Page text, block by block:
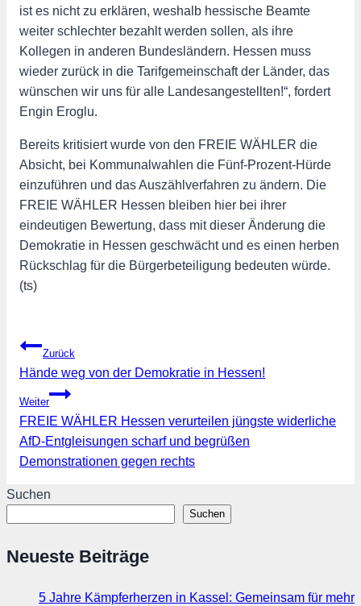
ist es nicht zu erklären, weshalb hessische Beamte
weiter schlechter bezahlt werden sollen, als ihre
Kollegen in anderen Bundesländern. Hessen muss
wieder zurück in die Tarifgemeinschaft der Länder, das
wünschen wir uns für alle Landesangestellten!“, fordert
Engin Eroglu.
Bereits kritisiert wurde von den FREIE WÄHLER die
Absicht, bei Kommunalwahlen die Fünf-Prozent-Hürde
einzuführen und das Auszählverfahren zu ändern. Die
FREIE WÄHLER Hessen bleiben hier bei ihrer
eindeutigen Bewertung, dass mit dieser Änderung die
Demokratie in Hessen geschwächt und es einen herben
Rückschlag für die Bürgerbeteiligung bedeuten würde.
(ts)
Beitragsnavigation
Zurück
Hände weg von der Demokratie in Hessen!
Weiter
FREIE WÄHLER Hessen verurteilen jüngste widerliche
AfD-Entgleisungen scharf und begrüßen
Demonstrationen gegen rechts
Suchen
Suchen
Neueste Beiträge
5 Jahre Kämpferherzen in Kassel: Gemeinsam für mehr